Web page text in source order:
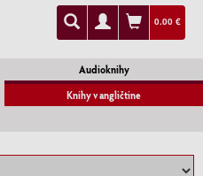
0.00 €
Audioknihy
Knihy v angličtine